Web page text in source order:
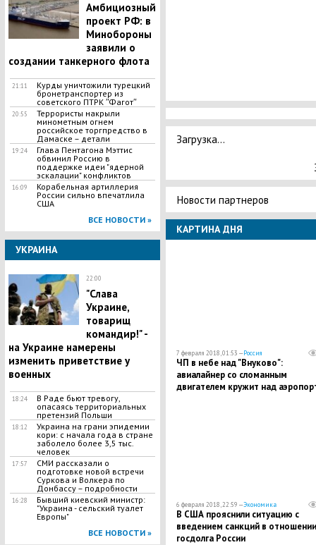
Амбициозный
проект РФ: в
Минобороны
заявили о
создании танкерного флота
21:11
Курды уничтожили турецкий
бронетранспортер из
советского ПТРК ʺФаготʺ
20:55
Террористы накрыли
минометным огнем
российское торгпредство в
Дамаске – детали
19:24
Глава Пентагона Мэттис
обвинил Россию в
поддержке идеи "ядерной
эскалации" конфликтов
16:09
Корабельная артиллерия
России сильно впечатлила
США
ВСЕ НОВОСТИ »
УКРАИНА
22:00
"Слава
Украине,
товарищ
командир!" -
на Украине намерены
изменить приветствие у
военных
18:24
В Раде бьют тревогу,
опасаясь территориальных
претензий Польши
18:12
Украина на грани эпидемии
кори: с начала года в стране
заболело более 3,5 тыс.
человек
17:57
СМИ рассказали о
подготовке новой встречи
Суркова и Волкера по
Донбассу – подробности
16:28
Бывший киевский министр:
"Украина - сельский туалет
Европы"
ВСЕ НОВОСТИ »
Загрузка...
Новости партнеров
КАРТИНА ДНЯ
7 февраля 2018, 01:53 —Россия
ЧП в небе над "Внуково":
авиалайнер со сломанным
двигателем кружит над
6 февраля 2018, 22:59 —Экономика
В США прояснили ситуацию с
введением санкций в отношении
госдолга России